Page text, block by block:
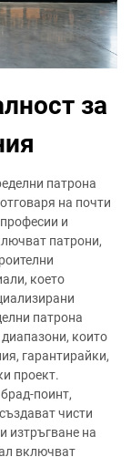
за
патрона
на почти
и
патрони,
което
патрона
които
гарантирайки,
проект.
поинт,
чисти
изтръгване на
включват